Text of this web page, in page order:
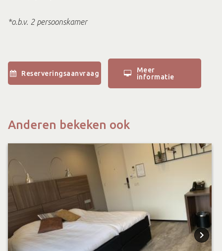
*o.b.v. 2 persoonskamer
Reserveringsaanvraag
Meer
informatie
Anderen bekeken ook